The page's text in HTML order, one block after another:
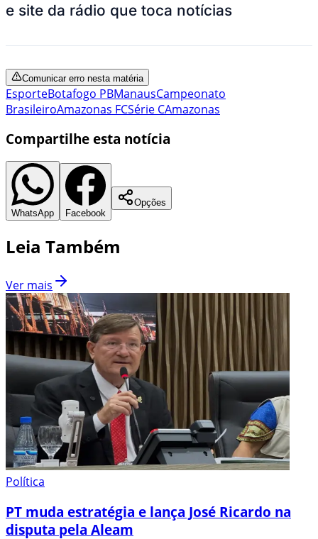
e site da rádio que toca notícias
Comunicar erro nesta matéria
EsporteBotafogo PBManausCampeonato
BrasileiroAmazonas FCSérie CAmazonas
Compartilhe esta notícia
WhatsApp Facebook
Opções
Leia Também
Ver mais
Política
PT muda estratégia e lança José Ricardo na
disputa pela Aleam